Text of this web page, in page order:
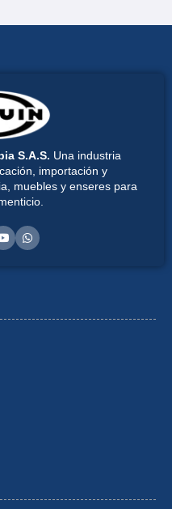
S.A.S. Una industria
importación y
muebles y enseres para